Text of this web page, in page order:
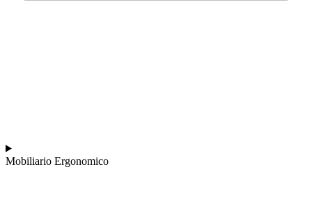
Mobiliario Ergonomico